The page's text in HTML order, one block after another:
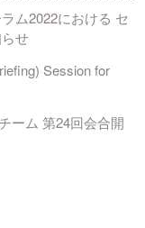
ム2022における セ
せ
Session for
ーム 第24回会合開